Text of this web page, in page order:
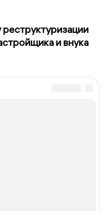
и внука